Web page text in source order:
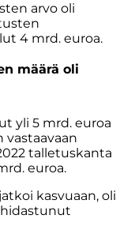
arvo oli
4 mrd. euroa.
määrä oli
yli 5 mrd. euroa
vastaavaan
talletuskanta
euroa.
kasvuaan, oli